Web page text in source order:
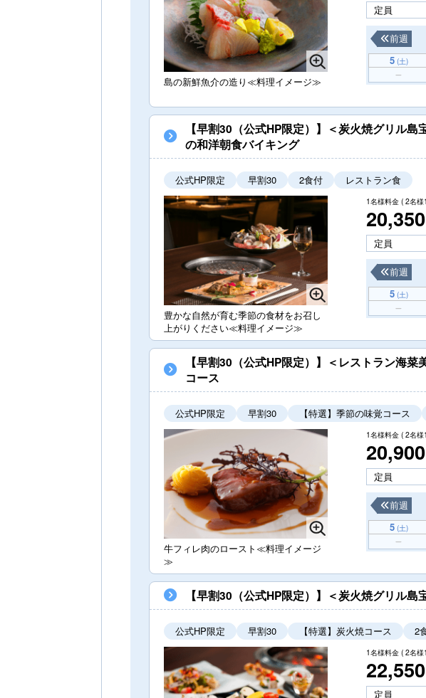
島の新鮮魚介の造り≪料理イメージ≫
定員
前週
5 (土)
【早割30（公式HP限定）】＜炭火焼グリル
の和洋朝食バイキング
公式HP限定 早割30 2食付 レストラン食
豊かな自然が育む季節の食材をお召し
上がりください≪料理イメージ≫
1名様料金 ( 2名様
定員
前週
5 (土)
【早割30（公式HP限定）】＜レストラン海
コース
公式HP限定 早割30 【特選】季節の味覚コース
牛フィレ肉のロースト≪料理イメージ
≫
1名様料金 ( 2名様
定員
前週
5 (土)
【早割30（公式HP限定）】＜炭火焼グリル
公式HP限定 早割30 【特選】炭火焼コース 2
1名様料金 ( 2名様
定員